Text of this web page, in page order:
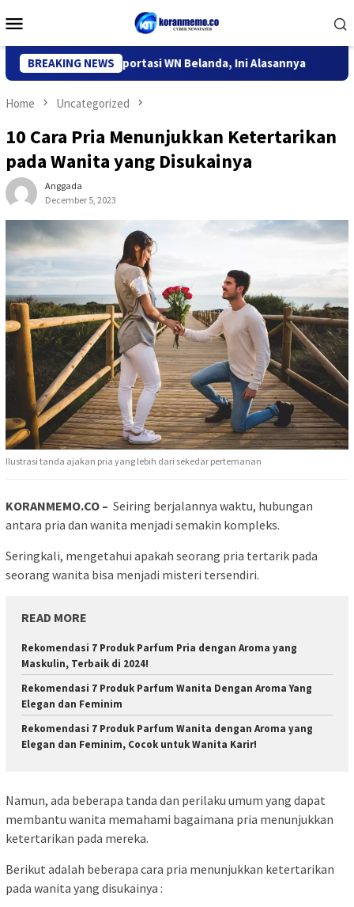
to
Menu
BREAKING NEWS
Kediri Deportasi WN Belanda, Ini Alasannya 9 Desa
Home Uncategorized
10 Cara Pria Menunjukkan Ketertarikan
pada Wanita yang Disukainya
Anggada
December 5, 2023
Ilustrasi tanda ajakan pria yang lebih dari sekedar pertemanan
KORANMEMO.CO – Seiring berjalannya waktu, hubungan
antara pria dan wanita menjadi semakin kompleks.
Seringkali, mengetahui apakah seorang pria tertarik pada
seorang wanita bisa menjadi misteri tersendiri.
READ MORE
Rekomendasi 7 Produk Parfum Pria dengan Aroma yang
Maskulin, Terbaik di 2024!
Rekomendasi 7 Produk Parfum Wanita Dengan Aroma Yang
Elegan dan Feminim
Rekomendasi 7 Produk Parfum Wanita dengan Aroma yang
Elegan dan Feminim, Cocok untuk Wanita Karir!
Namun, ada beberapa tanda dan perilaku umum yang dapat
membantu wanita memahami bagaimana pria menunjukkan
ketertarikan pada mereka.
Berikut adalah beberapa cara pria menunjukkan ketertarikan
pada wanita yang disukainya :